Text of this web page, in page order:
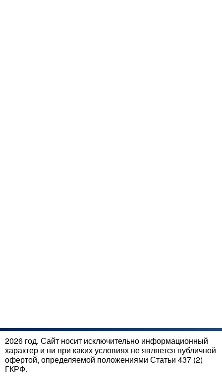
2026 год. Сайт носит исключительно информационный
характер и ни при каких условиях не является публичной
офертой, определяемой положениями Статьи 437 (2)
ГКРФ.